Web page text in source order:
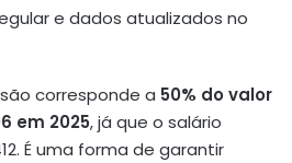
e dados atualizados no
corresponde a 50% do valor
em 2025, já que o salário
É uma forma de garantir